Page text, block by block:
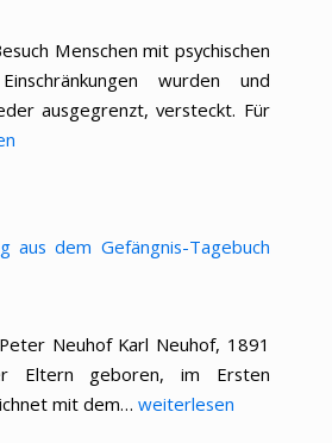
Menschen mit psychischen
wurden und
ausgegrenzt, versteckt. Für
aus dem Gefängnis-Tagebuch
Neuhof Karl Neuhof, 1891
Eltern geboren, im Ersten
mit dem… 12.10.2023:
weiterlesen